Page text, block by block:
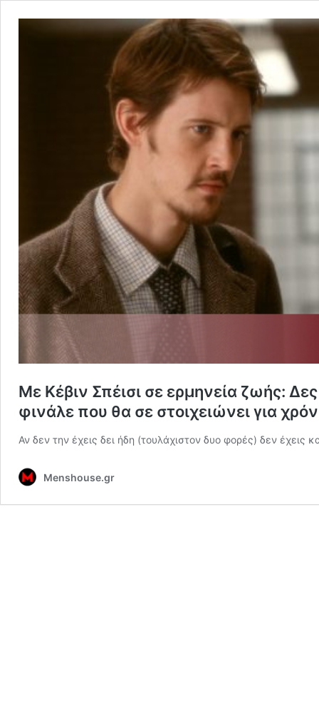
Με Κέβιν Σπέισι σε ερμηνεία ζωής:
φινάλε που θα σε στοιχειώνει για
Αν δεν την έχεις δει ήδη (τουλάχιστον δυο φορές) δεν έχεις
Menshouse.gr